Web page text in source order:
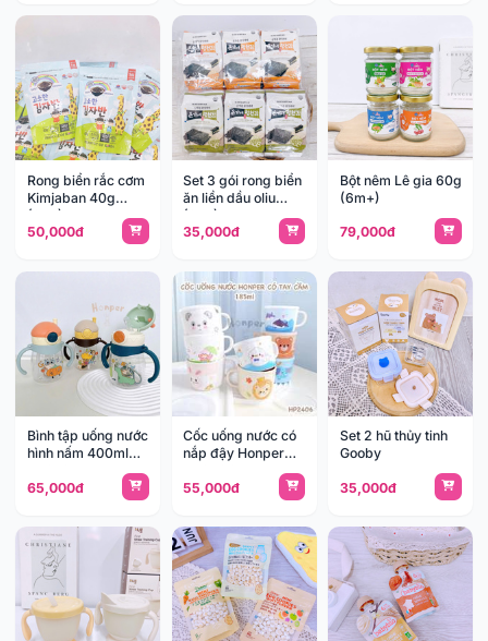
Rong biển rắc cơm
Kimjaban 40g
(3y+)
50,000đ
Set 3 gói rong biển
ăn liền dầu oliu
(3y+)
35,000đ
Bột nêm Lê gia 60g
(6m+)
79,000đ
Bình tập uống nước
hình nấm 400ml
65,000đ
Cốc uống nước có
nắp đậy Honper
55,000đ
Set 2 hũ thủy tinh
Gooby
35,000đ